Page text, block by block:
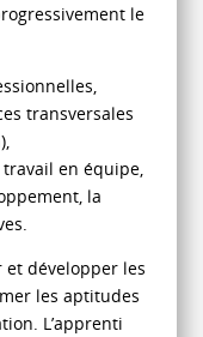
le
transversales
travail en équipe,
la
développer les
les aptitudes
L’apprenti